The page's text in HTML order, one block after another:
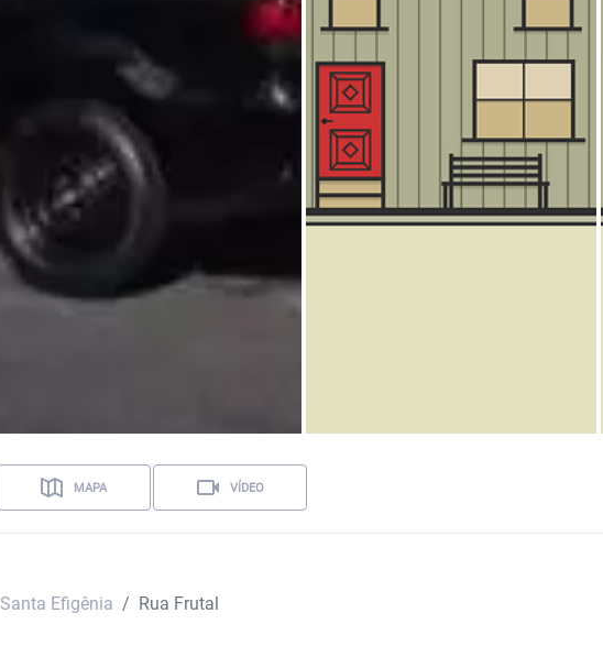
MAPA VÍDEO
Santa Efigênia Rua Frutal